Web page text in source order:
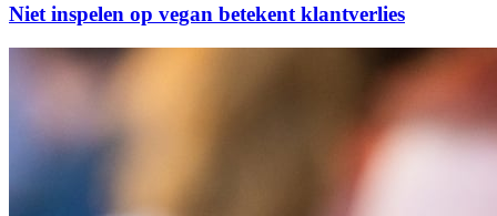
Niet inspelen op vegan betekent klantverlies